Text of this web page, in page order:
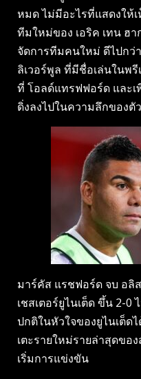
หมด ไม่มีอะไรที่แสดงให้
ทีมใหม่ของ เอริค เทน ฮ
จัดการทีมคนใหม่ ดีไปกว่
ลิเวอร์พูล ที่มีชื่อเล่นในพ
ที่ โอลด์แทรฟฟอร์ด และเ
ดิ่งลงไปในความลึกของตั
มาร์คัส แรชฟอร์ด จบ อลิ
เชสเตอร์ยูไนเต็ด ขึ้น 2-
ปกติในหัวใจของยูไนเต็ด
เตะรายใหม่รายล่าสุดขอ
เริ่มการแข่งขัน